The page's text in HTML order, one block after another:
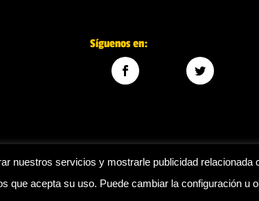
Síguenos en:
|Aviso Legal|Política de privacidad|Política de cookies
nuestros servicios y mostrarle publicidad
que acepta su uso. Puede cambiar la configuración u